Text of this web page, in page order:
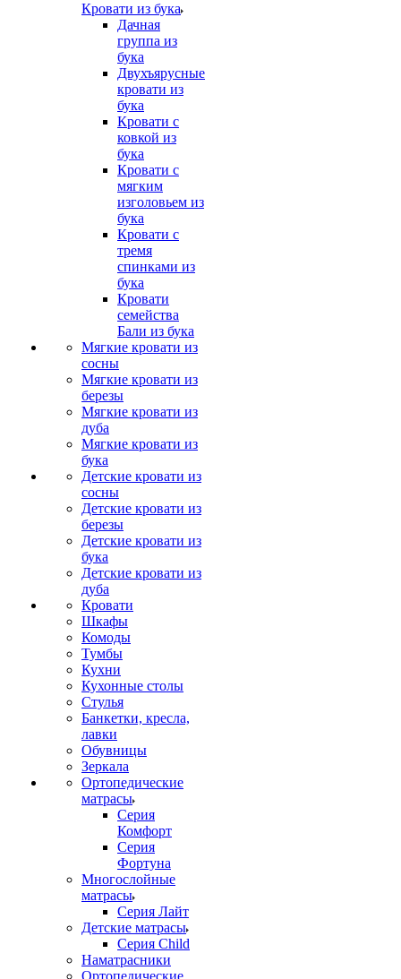
Кровати из бука
Дачная
группа из
бука
Двухъярусные
кровати из
бука
Кровати с
ковкой из
бука
Кровати с
мягким
изголовьем из
бука
Кровати с
тремя
спинками из
бука
Кровати
семейства
Бали из бука
Мягкие кровати из
сосны
Мягкие кровати из
березы
Мягкие кровати из
дуба
Мягкие кровати из
бука
Детские кровати из
сосны
Детские кровати из
березы
Детские кровати из
бука
Детские кровати из
дуба
Кровати
Шкафы
Комоды
Тумбы
Кухни
Кухонные столы
Стулья
Банкетки, кресла,
лавки
Обувницы
Зеркала
Ортопедические
матрасы
Серия
Комфорт
Серия
Фортуна
Многослойные
матрасы
Серия Лайт
Детские матрасы
Серия Child
Наматрасники
Ортопедические